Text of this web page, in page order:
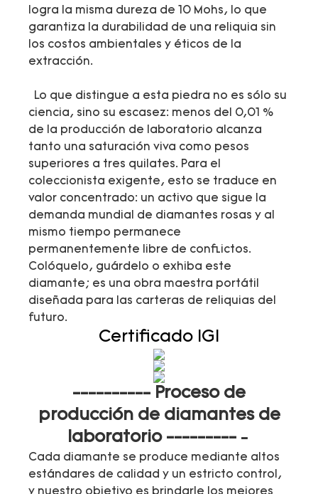
logra la misma dureza de 10 Mohs, lo que
garantiza la durabilidad de una reliquia sin
los costos ambientales y éticos de la
extracción.
Lo que distingue a esta piedra no es sólo su
ciencia, sino su escasez: menos del 0,01 %
de la producción de laboratorio alcanza
tanto una saturación viva como pesos
superiores a tres quilates. Para el
coleccionista exigente, esto se traduce en
valor concentrado: un activo que sigue la
demanda mundial de diamantes rosas y al
mismo tiempo permanece
permanentemente libre de conflictos.
Colóquelo, guárdelo o exhiba este
diamante; es una obra maestra portátil
diseñada para las carteras de reliquias del
futuro.
Certificado IGI
---------- Proceso de
producción de diamantes de
laboratorio --------- -
Cada diamante se produce mediante altos
estándares de calidad y un estricto control,